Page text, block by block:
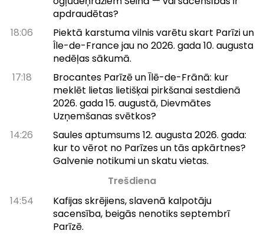
apdraudētas?
18:06
Piektā karstuma vilnis varētu skart Parīzi un
Île-de-France jau no 2026. gada 10. augusta
nedēļas sākumā.
17:18
Brocantes Parīzē un Īlē-de-Frānā: kur
meklēt lietas lietišķai pirkšanai sestdienā
2026. gada 15. augustā, Dievmātes
Uzņemšanas svētkos?
14:26
Saules aptumsums 12. augusta 2026. gada:
kur to vērot no Parīzes un tās apkārtnes?
Galvenie notikumi un skatu vietas.
Trešdiena
14:54
Kafijas skrējiens, slavenā kalpotāju
sacensība, beigās nenotiks septembrī
Parīzē.